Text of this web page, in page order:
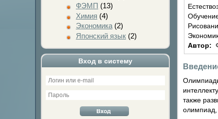
ФЭМП (13)
Химия (4)
Экономика(2)
Японский язык(2)
Вход в систему
Автор:
также